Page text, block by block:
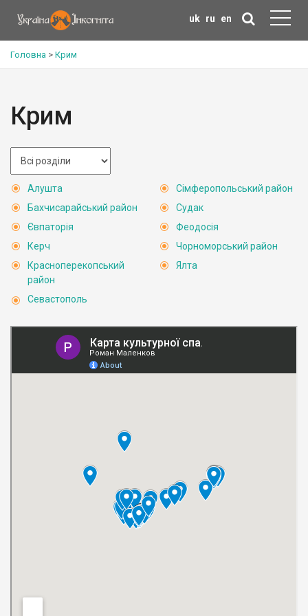
uk ru en
Головна > Крим
Крим
Алушта
Бахчисарайський район
Євпаторія
Керч
Красноперекопський
район
Севастополь
Сімферопольський район
Судак
Феодосія
Чорноморський район
Ялта